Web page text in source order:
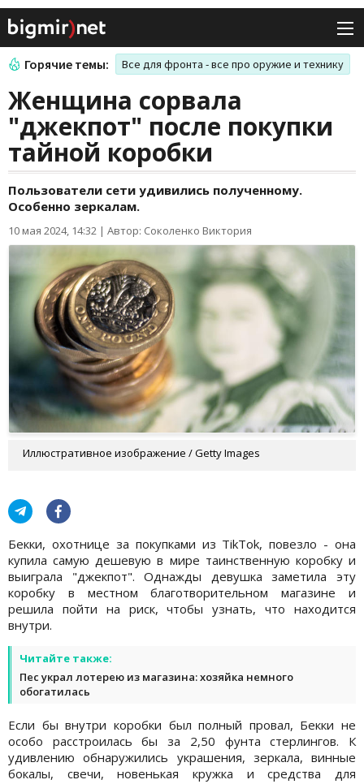
Горячие темы: Все для фронта - все про оружие и технику
Женщина сорвала
"джекпот" после покупки
тайной коробки
Пользователи сети удивились полученному.
Особенно зеркалам.
10 мая 2024, 14:32 | Автор: Соколенко Виктория
Иллюстративное изображение / Getty Images
Бекки, охотнице за покупками из TikTok, повезло - она
купила самую дешевую в мире таинственную коробку и
выиграла "джекпот". Однажды девушка заметила эту
коробку в местном благотворительном магазине и
решила пойти на риск, чтобы узнать, что находится
внутри.
Читайте также:
Пес украл лотерею из магазина: хозяйка немного
обогатилась
Если бы внутри коробки был полный провал, Бекки не
особо расстроилась бы за 2,50 фунта стерлингов. К
удивлению обнаружились украшения, зеркала, винные
бокалы, свечи, новенькая кружка и средства для